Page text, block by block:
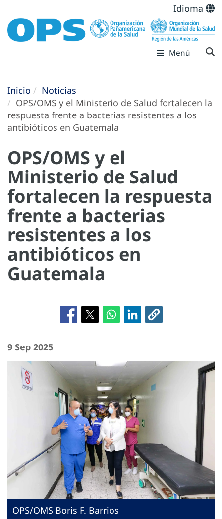
Idioma
Menú
Inicio
Noticias
OPS/OMS y el Ministerio de Salud fortalecen la
respuesta frente a bacterias resistentes a los
antibióticos en Guatemala
OPS/OMS y el
Ministerio de Salud
fortalecen la respuesta
frente a bacterias
resistentes a los
antibióticos en
Guatemala
9 Sep 2025
OPS/OMS Boris F. Barrios